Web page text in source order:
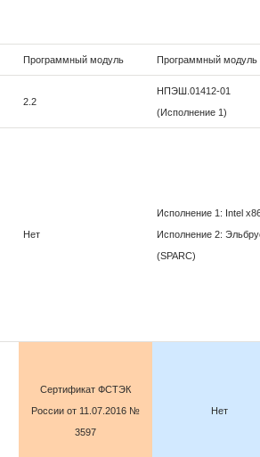
Программный модуль Программный модуль
2.2
НПЭШ.01412-01
(Исполнение 1)
Нет
Исполнение 1: Intel
Исполнение 2:
(SPARC)
Сертификат ФСТЭК
России от 11.07.2016 №
3597
Нет